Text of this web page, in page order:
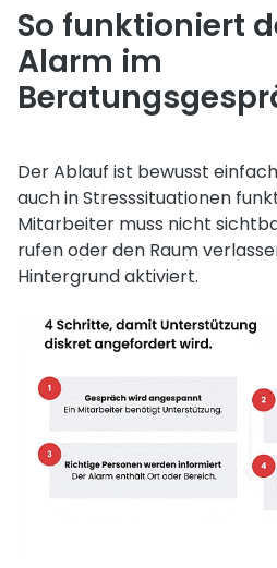
So funktioniert
Alarm im
Der Ablauf ist bewusst
auch in Stresssituationen
Mitarbeiter muss nicht
rufen oder den Raum
Hintergrund aktiviert.